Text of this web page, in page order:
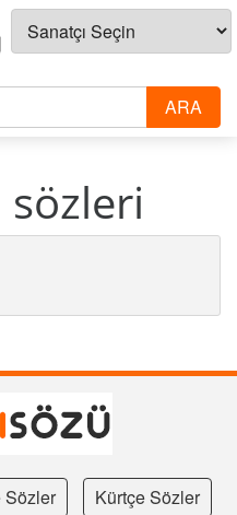
sözleri
Sözler
Kürtçe Sözler